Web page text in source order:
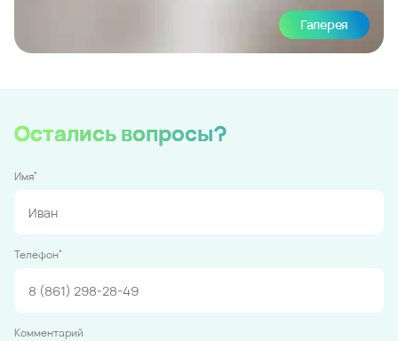
Галерея
Остались вопросы?
Имя*
Телефон*
Комментарий